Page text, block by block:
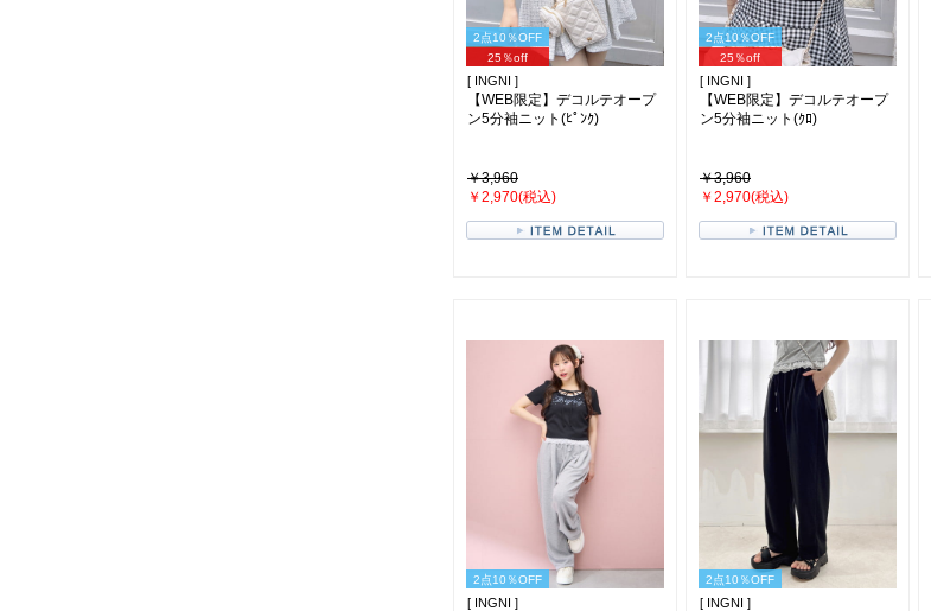
2点10％OFF
25％off
[ INGNI ]
【WEB限定】デコルテオープ
ン5分袖ニット(ﾋﾟﾝｸ)
￥3,960
￥2,970(税込)
2点10％OFF
25％off
[ INGNI ]
【WEB限定】デコルテオープ
ン5分袖ニット(ｸﾛ)
￥3,960
￥2,970(税込)
2点10％OFF
[ INGNI ]
2点10％OFF
[ INGNI ]